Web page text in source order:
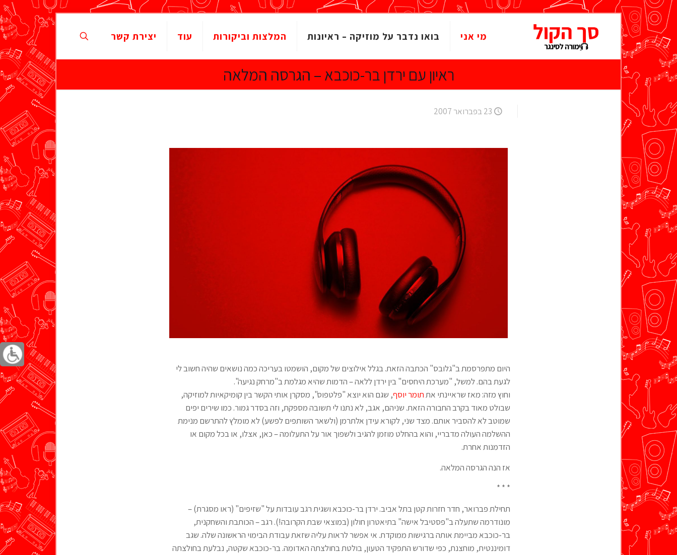
מי אני בואו נדבר על מוזיקה – ראיונות המלצות וביקורות עוד יצירת קשר
ראיון עם ירדן בר-כוכבא – הגרסה המלאה
23 בפברואר 2007
היום מתפרסמת ב"גלובס" הכתבה הזאת. בגלל אילוצים של מקום, הושמטו בעריכה כמה נושאים שהיה חשוב לי
לגעת בהם. למשל, "מערכת היחסים" בין ירדן ללאה – הדמות שהיא מגלמת ב"מרחק נגיעה".
וחוץ מזה: מאז שראיינתי אתתומר יוסף, שגם הוא יוצא "פלטפוס", מסקרן אותי הקשר בין קומיקאיות למוזיקה,
שבולט מאוד בקרב החבורה הזאת. שניהם, אגב, לא נתנו לי תשובה מספקת, וזה בסדר גמור. כמו שירים יפים
שמוטב לא להסביר אותם. מצד שני, לקורא עידן אלתרמן (ולשאר השותפים לפשע) לא מומלץ להתרשם מנימת
ההשלמה העולה מדבריי, והוא בהחלט מוזמן להגיב ולשפוך אור על התעלומה – כאן, אצלו, או בכל מקום או
הזדמנות אחרת.
אז הנה הגרסה המלאה.
* * *
תחילת פברואר, חדר חזרות קטן בתל אביב. ירדן בר-כוכבא ושגית רגב עובדות על "שזיפים" (ראו מסגרת) –
מונודרמה שתעלה ב"פסטיבל אישה" בתיאטרון חולון (במוצאי שבת הקרובה!). רגב – הכותבת והשחקנית,
בר-כוכבא מביימת אותה ברגישות ממוקדת. אי אפשר לראות עליה שזאת עבודת הבימוי הראשונה שלה. שגב
דומיננטית, מוחצנת, כפי שדורש התפקיד הטעון, בולטת בחולצתה האדומה. בר-כוכבא שקטה, נבלעת בחולצתה